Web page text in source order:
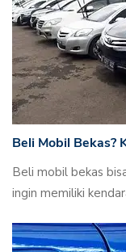
Beli Mobil Bekas?
Beli mobil bekas
ingin memiliki